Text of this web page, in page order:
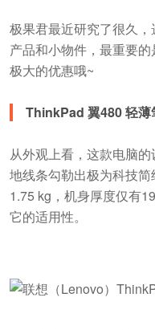
极果君最近研究了很久
产品和小物件，最重要
极大的优惠哦~
ThinkPad 翼480 轻薄
从外观上看，这款电脑
地线条勾勒出极为科技
1.75 kg，机身厚度仅有
它的适用性。